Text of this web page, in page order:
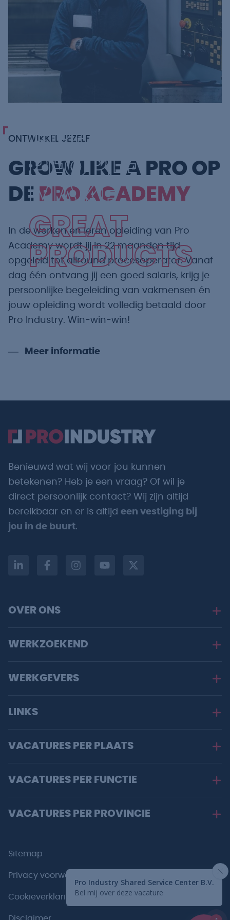
GREAT
PEOPLE
MAKE
GREAT
PRODUCTS
ONTWIKKEL JEZELF
GROW LIKE A PRO OP
DE PRO ACADEMY
In de werken en leren opleiding van Pro
Academy wordt jij in 22 maanden tijd
opgeleid tot allround procesoperator. Vanaf
dag één ontvang jij een goed salaris, krijg je
persoonlijke begeleiding van vakmensen én
jouw opleiding wordt volledig betaald door
Pro Industry. Win-win-win!
Meer informatie
Benieuwd wat wij voor jou kunnen
betekenen? Heb je een vraag? Of wil je
direct persoonlijk contact? Wij zijn altijd
bereikbaar en er is altijd een vestiging bij
jou in de buurt.
OVER ONS
WERKZOEKEND
WERKGEVERS
LINKS
VACATURES PER PLAATS
VACATURES PER FUNCTIE
VACATURES PER PROVINCIE
Sitemap
Privacy voorwaarden
Cookieverklaring